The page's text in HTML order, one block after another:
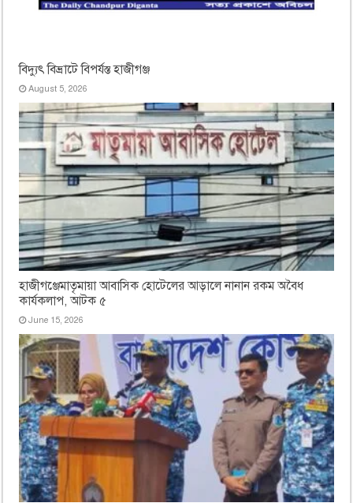
বিদ্যুৎ বিভ্রাটে বিপর্যস্ত হাজীগঞ্জ
August 5, 2026
হাজীগঞ্জেমাতৃমায়া আবাসিক হোটেলের আড়ালে নানান রকম অবৈধ
কার্যকলাপ, আটক ৫
June 15, 2026